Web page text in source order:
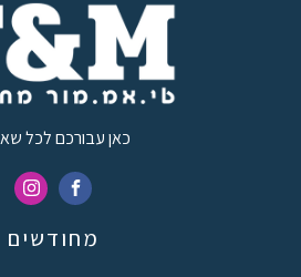
כאן עבורכם לכל
מחודשים